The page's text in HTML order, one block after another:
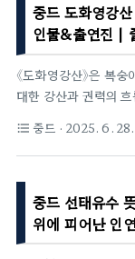
력”이라는 긴장감을
을 배신지(裴慎之)와
해, 이용과 의존·투쟁
낸다.2. 가상 왕조 ‘대
제 역사에서 한 발 물
나눠 가진 삼각 구도
‘유조(遺詔) 조작’이..
중드 도화영강
인물&출연진 |
《도화영강산》은 복
대한 강산과 권력의
와 권력의 중심에 선
사이에서 서로의 검
을 만들어낸다. 로맨
의 서스펜스, 그리고
2025년 상반기 최고
정보제목: 도화영강
format_list_bulleted 중드 · 2025. 6. 28.
중드 선태유수
위에 피어난 인